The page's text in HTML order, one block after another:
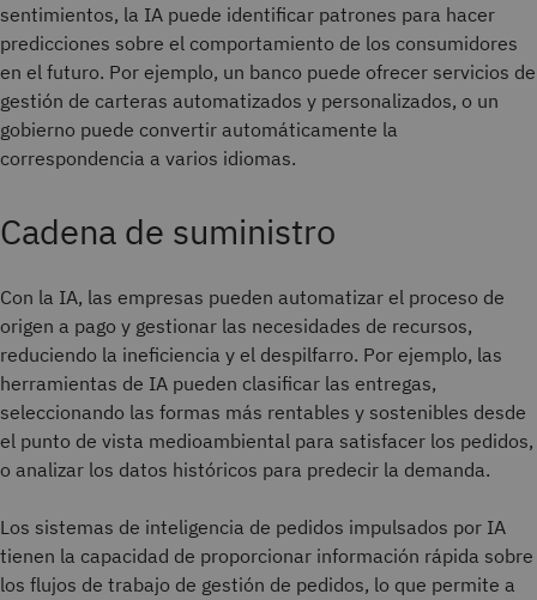
sentimientos, la IA puede identificar patrones para hacer
predicciones sobre el comportamiento de los consumidores
en el futuro. Por ejemplo, un banco puede ofrecer servicios de
gestión de carteras automatizados y personalizados, o un
gobierno puede convertir automáticamente la
correspondencia a varios idiomas.
Cadena de suministro
Con la IA, las empresas pueden automatizar el proceso de
origen a pago y gestionar las necesidades de recursos,
reduciendo la ineficiencia y el despilfarro. Por ejemplo, las
herramientas de IA pueden clasificar las entregas,
seleccionando las formas más rentables y sostenibles desde
el punto de vista medioambiental para satisfacer los pedidos,
o analizar los datos históricos para predecir la demanda.
Los sistemas de inteligencia de pedidos impulsados por IA
tienen la capacidad de proporcionar información rápida sobre
los flujos de trabajo de gestión de pedidos, lo que permite a